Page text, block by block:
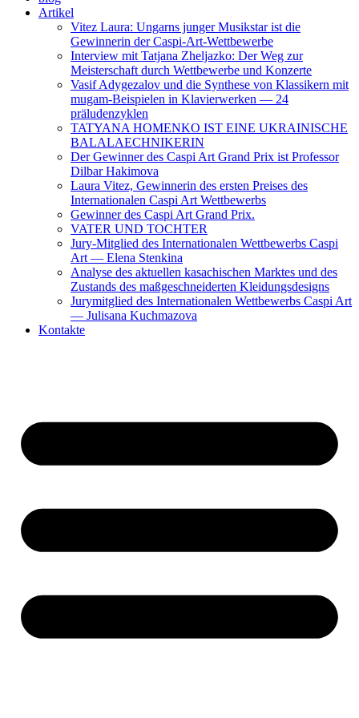
Artikel
Vitez Laura: Ungarns junger Musikstar ist die
Gewinnerin der Caspi-Art-Wettbewerbe
Interview mit Tatjana Zheljazko: Der Weg zur
Meisterschaft durch Wettbewerbe und Konzerte
Vasif Adygezalov und die Synthese von Klassikern mit
mugam-Beispielen in Klavierwerken — 24
präludenzyklen
TATYANA HOMENKO IST EINE UKRAINISCHE
BALALAECHNIKERIN
Der Gewinner des Caspi Art Grand Prix ist Professor
Dilbar Hakimova
Laura Vitez, Gewinnerin des ersten Preises des
Internationalen Caspi Art Wettbewerbs
Gewinner des Caspi Art Grand Prix.
VATER UND TOCHTER
Jury-Mitglied des Internationalen Wettbewerbs Caspi
Art — Elena Stenkina
Analyse des aktuellen kasachischen Marktes und des
Zustands des maßgeschneiderten Kleidungsdesigns
Jurymitglied des Internationalen Wettbewerbs Caspi Art
— Julisana Kuchmazova
Kontakte